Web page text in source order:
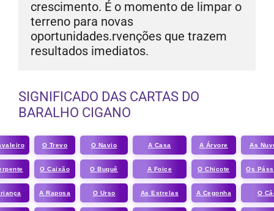
crescimento. É o momento de limpar o
terreno para novas
oportunidades.rvenções que trazem
resultados imediatos.
SIGNIFICADO DAS CARTAS DO
BARALHO CIGANO
O Trevo O Navio A Casa A Árvore As
O Caixão O Buquê A Foice O Chicote Os
A Raposa O Urso As Estrelas A Cegonha O